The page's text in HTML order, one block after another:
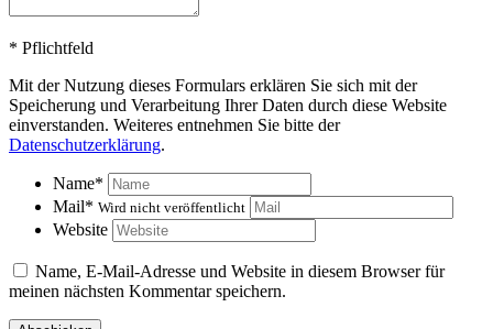
* Pflichtfeld
Mit der Nutzung dieses Formulars erklären Sie sich mit der
Speicherung und Verarbeitung Ihrer Daten durch diese Website
einverstanden. Weiteres entnehmen Sie bitte der
Datenschutzerklärung.
Name*
Mail* Wird nicht veröffentlicht
Website
Name, E-Mail-Adresse und Website in diesem Browser für
meinen nächsten Kommentar speichern.